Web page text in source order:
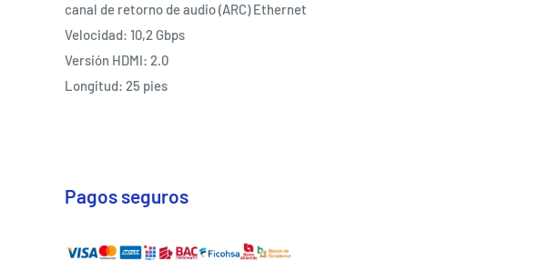
canal de retorno de audio (ARC) Ethernet
Velocidad: 10,2 Gbps
Versión HDMI: 2.0
Longitud: 25 pies
Pagos seguros